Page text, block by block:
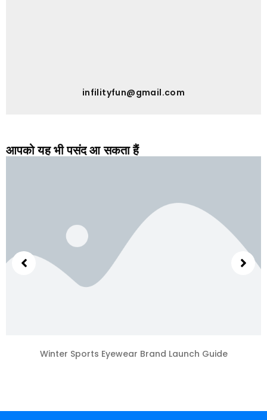
infilityfun@gmail.com
आपको यह भी पसंद आ सकता हैं
Winter Sports Eyewear Brand Launch Guide